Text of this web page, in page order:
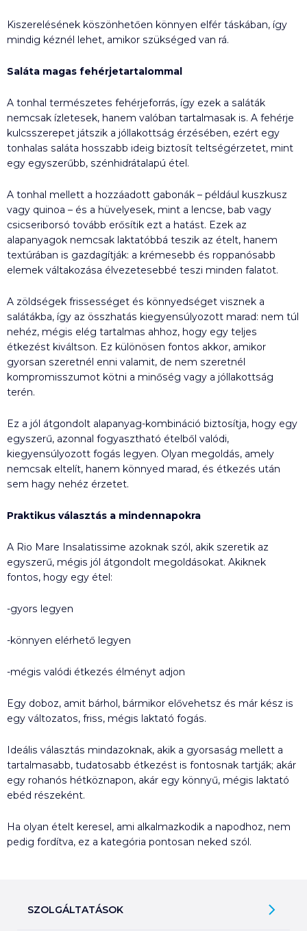
Kiszerelésének köszönhetően könnyen elfér táskában, így
mindig kéznél lehet, amikor szükséged van rá.
Saláta magas fehérjetartalommal
A tonhal természetes fehérjeforrás, így ezek a saláták
nemcsak ízletesek, hanem valóban tartalmasak is. A fehérje
kulcsszerepet játszik a jóllakottság érzésében, ezért egy
tonhalas saláta hosszabb ideig biztosít teltségérzetet, mint
egy egyszerűbb, szénhidrátalapú étel.
A tonhal mellett a hozzáadott gabonák – például kuszkusz
vagy quinoa – és a hüvelyesek, mint a lencse, bab vagy
csicseriborsó tovább erősítik ezt a hatást. Ezek az
alapanyagok nemcsak laktatóbbá teszik az ételt, hanem
textúrában is gazdagítják: a krémesebb és roppanósabb
elemek váltakozása élvezetesebbé teszi minden falatot.
A zöldségek frissességet és könnyedséget visznek a
salátákba, így az összhatás kiegyensúlyozott marad: nem túl
nehéz, mégis elég tartalmas ahhoz, hogy egy teljes
étkezést kiváltson. Ez különösen fontos akkor, amikor
gyorsan szeretnél enni valamit, de nem szeretnél
kompromisszumot kötni a minőség vagy a jóllakottság
terén.
Ez a jól átgondolt alapanyag-kombináció biztosítja, hogy egy
egyszerű, azonnal fogyasztható ételből valódi,
kiegyensúlyozott fogás legyen. Olyan megoldás, amely
nemcsak eltelít, hanem könnyed marad, és étkezés után
sem hagy nehéz érzetet.
Praktikus választás a mindennapokra
A Rio Mare Insalatissime azoknak szól, akik szeretik az
egyszerű, mégis jól átgondolt megoldásokat. Akiknek
fontos, hogy egy étel:
-gyors legyen
-könnyen elérhető legyen
-mégis valódi étkezés élményt adjon
Egy doboz, amit bárhol, bármikor elővehetsz és már kész is
egy változatos, friss, mégis laktató fogás.
Ideális választás mindazoknak, akik a gyorsaság mellett a
tartalmasabb, tudatosabb étkezést is fontosnak tartják; akár
egy rohanós hétköznapon, akár egy könnyű, mégis laktató
ebéd részeként.
Ha olyan ételt keresel, ami alkalmazkodik a napodhoz, nem
pedig fordítva, ez a kategória pontosan neked szól.
SZOLGÁLTATÁSOK